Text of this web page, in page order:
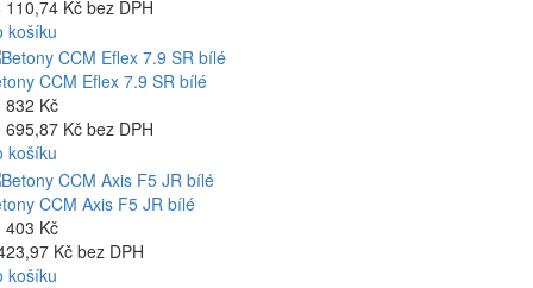
110,74 Kč bez DPH
košíku
CCM Eflex 7.9 SR bílé
832 Kč
695,87 Kč bez DPH
košíku
CCM Axis F5 JR bílé
403 Kč
Kč bez DPH
košíku